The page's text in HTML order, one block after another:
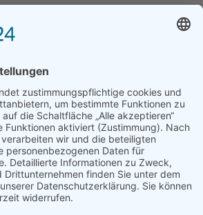
täglich aktualisierte Infos
und blinde Menschen
BBSB-Inform